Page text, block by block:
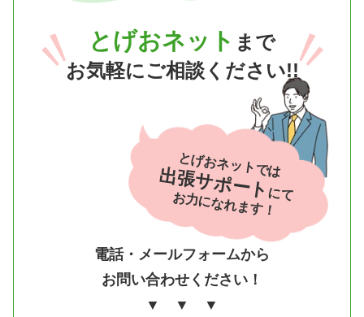
とげおネット まで
お気軽にご相談ください!!
電話・メールフォームから
お問い合わせください！
▼ ▼ ▼
とげおネットでは
出張サポートにて
お力になれます！